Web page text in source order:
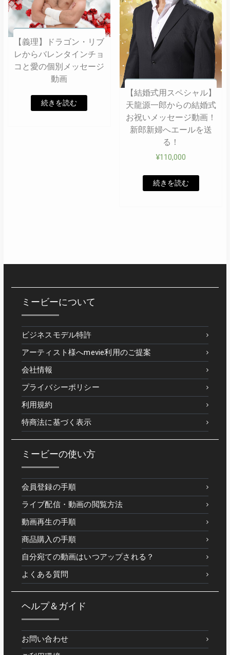
【義理】ドラゴン・リブ
レからバレンタインチョ
コと愛の個別メッセージ
動画
続きを読む
【結婚式用スペシャル】
天龍源一郎からの結婚式
お祝いメッセージ動画！
新郎新婦へエールを送
る！
¥110,000
続きを読む
ミービーについて
ビジネスモデル特許
アーティスト様へmevie利用のご提案
会社情報
プライバシーポリシー
利用規約
特商法に基づく表示
ミービーの使い方
会員登録の手順
ライブ配信・動画の閲覧方法
動画再生の手順
商品購入の手順
自分宛ての動画はいつアップされる？
よくある質問
ヘルプ＆ガイド
お問い合わせ